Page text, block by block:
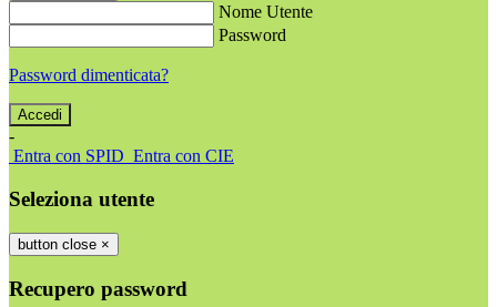
Nome Utente
Password
Password dimenticata?
-
Entra con SPID Entra con CIE
Seleziona utente
button close ×
Recupero password